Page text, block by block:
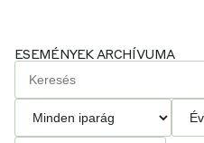
ESEMÉNYEK ARCHÍVUMA